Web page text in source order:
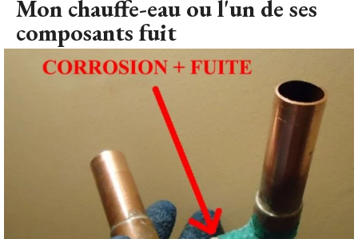
Mon chauffe-eau ou l'un de ses
composants fuit